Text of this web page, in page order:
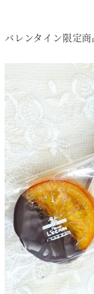
バレンタイン限定商